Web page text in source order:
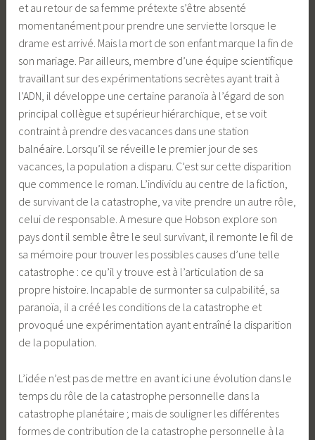
et au retour de sa femme prétexte s’être absenté
momentanément pour prendre une serviette lorsque le
drame est arrivé. Mais la mort de son enfant marque la fin de
son mariage. Par ailleurs, membre d’une équipe scientifique
travaillant sur des expérimentations secrètes ayant trait à
l’ADN, il développe une certaine paranoïa à l’égard de son
principal collègue et supérieur hiérarchique, et se voit
contraint à prendre des vacances dans une station
balnéaire. Lorsqu’il se réveille le premier jour de ses
vacances, la population a disparu. C’est sur cette disparition
que commence le roman. L’individu au centre de la fiction,
de survivant de la catastrophe, va vite prendre un autre rôle,
celui de responsable. A mesure que Hobson explore son
pays dont il semble être le seul survivant, il remonte le fil de
sa mémoire pour trouver les possibles causes d’une telle
catastrophe : ce qu’il y trouve est à l’articulation de sa
propre histoire. Incapable de surmonter sa culpabilité, sa
paranoïa, il a créé les conditions de la catastrophe et
provoqué une expérimentation ayant entraîné la disparition
de la population.
L’idée n’est pas de mettre en avant ici une évolution dans le
temps du rôle de la catastrophe personnelle dans la
catastrophe planétaire ; mais de souligner les différentes
formes de contribution de la catastrophe personnelle à la